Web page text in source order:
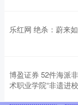
乐红网 绝杀：蔚来
博盈证券 52件海派
术职业学院“非遗进